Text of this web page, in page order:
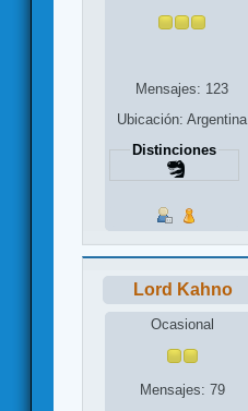
Mensajes: 123
Ubicación: Argentina
Distinciones
Lord Kahno
Ocasional
Mensajes: 79